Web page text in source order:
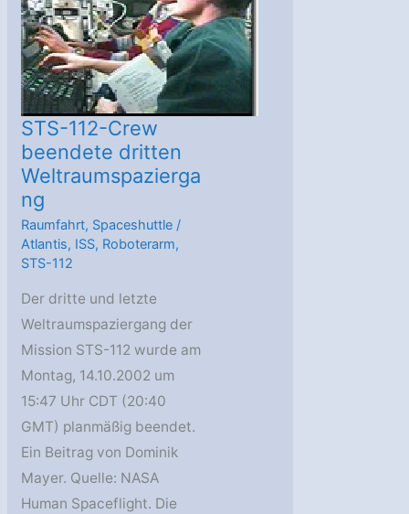
STS-112-Crew
beendete dritten
Weltraumspazierga
ng
Raumfahrt, Spaceshuttle /
Atlantis, ISS, Roboterarm,
STS-112
Der dritte und letzte
Weltraumspaziergang der
Mission STS-112 wurde am
Montag, 14.10.2002 um
15:47 Uhr CDT (20:40
GMT) planmäßig beendet.
Ein Beitrag von Dominik
Mayer. Quelle: NASA
Human Spaceflight. Die